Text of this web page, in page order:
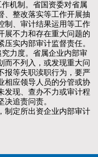
机制。省国资委对省属
、整改落实等工作开展抽
制、审计结果运用等工作
展不力和存在重大问题的
实内部审计监督责任。
力度。省属企业内部审
而不列入，或发现重大问
报等失职渎职行为，要严
相应领导人员的分管或协
发现、查办不力或审计程
追责问责。
定所出资企业内部审计